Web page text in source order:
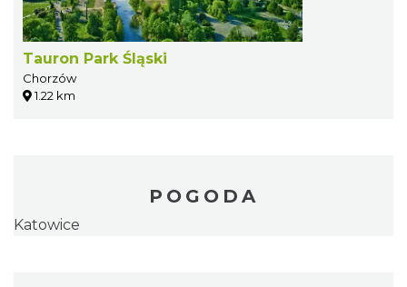
Tauron Park Śląski
Chorzów
1.22 km
POGODA
Katowice